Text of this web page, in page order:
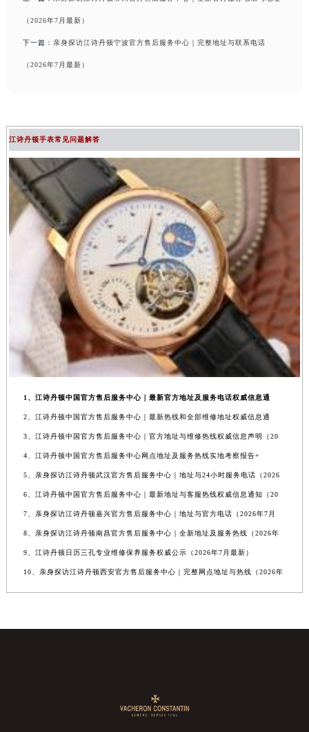
（2026年7月最新）
下一篇： 亲身探访江诗丹顿宁波官方售后服务中心｜完整地址与联系电话
（2026年7月最新）
江诗丹顿手表常见问题解答
1、江诗丹顿中国官方售后服务中心｜最新官方地址及服务电话权威信息通
2、江诗丹顿中国官方售后服务中心｜最新热线和全部维修地址权威信息通
3、江诗丹顿中国官方售后服务中心｜官方地址与维修热线权威信息声明（20
4、江诗丹顿中国官方售后服务中心网点地址及服务热线实地考察报告+
5、亲身探访江诗丹顿武汉官方售后服务中心｜地址与24小时服务电话（2026
6、江诗丹顿中国官方售后服务中心｜最新地址与客服热线权威信息通知（20
7、亲身探访江诗丹顿嘉兴官方售后服务中心｜地址与官方电话（2026年7月
8、亲身探访江诗丹顿南昌官方售后服务中心｜全新地址及服务热线（2026年
9、江诗丹顿日历三孔专业维修保养服务权威公示（2026年7月最新）
10、亲身探访江诗丹顿西安官方售后服务中心｜完整网点地址与热线（2026年